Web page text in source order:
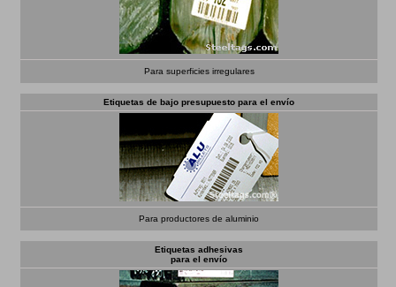
Para superficies irregulares
Etiquetas de bajo presupuesto para el envío
Para productores de aluminio
Etiquetas adhesivas
para el envío